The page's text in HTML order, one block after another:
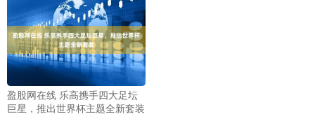
盈股网在线 乐高携手四大足坛
巨星，推出世界杯主题全新套装